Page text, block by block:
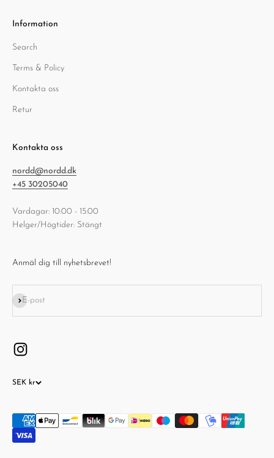
Information
Search
Terms & Policy
Kontakta oss
Retur
Kontakta oss
nordd@nordd.dk
+45 30205040
Vardagar: 10:00 - 15:00
Helger/Högtider: Stängt
Anmäl dig till nyhetsbrevet!
E-post
Prenumerera
SEK kr